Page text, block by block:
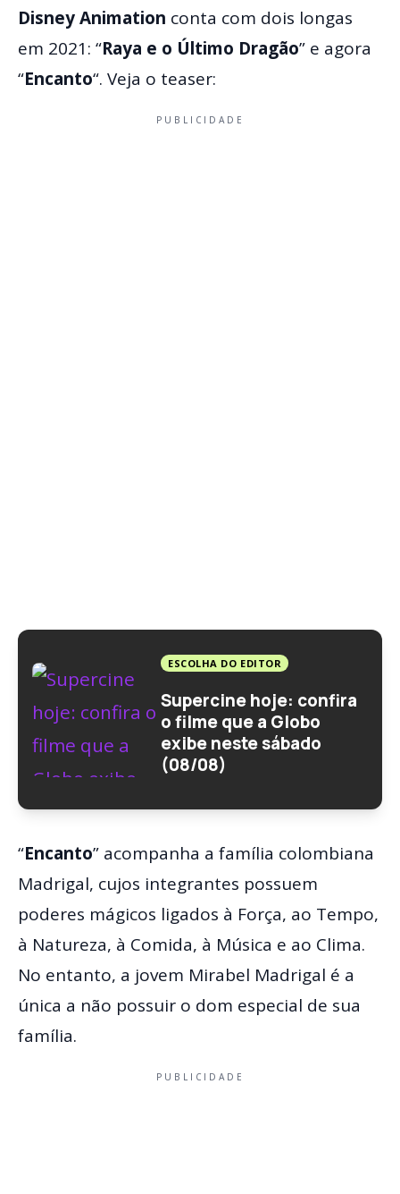
Disney Animation conta com dois longas
em 2021: “Raya e o Último Dragão” e agora
“Encanto“. Veja o teaser:
PUBLICIDADE
ESCOLHA DO EDITOR
Supercine hoje: confira
o filme que a Globo
exibe neste sábado
(08/08)
“Encanto” acompanha a família colombiana
Madrigal, cujos integrantes possuem
poderes mágicos ligados à Força, ao Tempo,
à Natureza, à Comida, à Música e ao Clima.
No entanto, a jovem Mirabel Madrigal é a
única a não possuir o dom especial de sua
família.
PUBLICIDADE